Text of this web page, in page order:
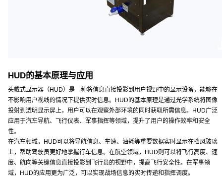
HUD的基本原理与应用
头戴式显示器（HUD）是一种将信息直接投影到用户视野中的显示设备，能够在
不影响用户视线的情况下提供实时信息。HUD的基本原理是通过光学系统将图像
投射到透明显示屏上，用户可以在观察外部环境的同时获取所需信息。HUD广泛
应用于汽车导航、飞行仪表、军事指挥等领域，提升了用户的操作效率和安全
性。
在汽车领域，HUD可以将导航信息、车速、油耗等重要数据实时显示在挡风玻璃
上，帮助驾驶员更好地掌握行车信息。在航空领域，HUD则可以将飞行高度、速
度、航向等关键信息直接投影到飞行员的视野中，提高飞行安全性。在军事领
域，HUD的应用更为广泛，可以实现战场信息的实时传递和指挥调度。